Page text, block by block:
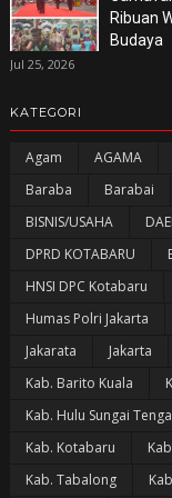
Ribuan
Budaya
Jul 25, 2026
KATEGORI
Agam AGAMA
Baraba
Barabai
BISNIS/USAHA
DPRD KOTABARU
HNSI DPC Kotabaru
Humas Polri Jakarta
Jakarata
Jakarta
Kab. Barito Kuala
Kab. Hulu Sungai Tenga
Kab. Kotabaru
Kab. Tabalong